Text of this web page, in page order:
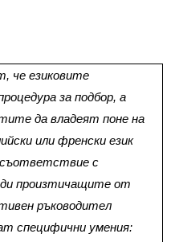
че езиковите
за подбор, а
да владеят поне на
или френски език
съответствие с
произтичащите от
ръководител
специфични умения: